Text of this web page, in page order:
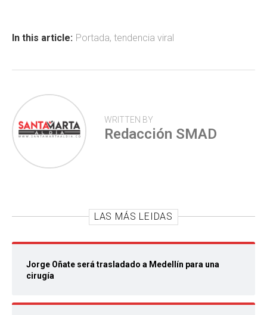
ok p
tir
In this article: Portada, tendencia viral
WRITTEN BY
Redacción SMAD
LAS MÁS LEIDAS
Jorge Oñate será trasladado a Medellín para una
cirugía